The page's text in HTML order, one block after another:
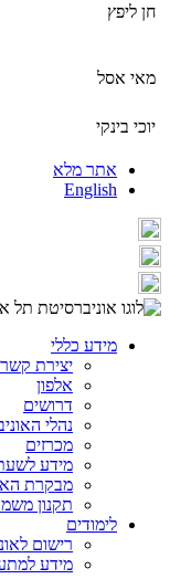
חן ליפץ
מאי אסל
יוכי בינקי
אתר מלא
English
מידע כללי
יצירת
אלפון
דרושים
נהלי
מכרזים
מידע
מבקרת
תקנון
לימודים
רישום
מידע